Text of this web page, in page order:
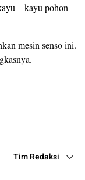
– kayu pohon
mesin senso ini.
Tim Redaksi